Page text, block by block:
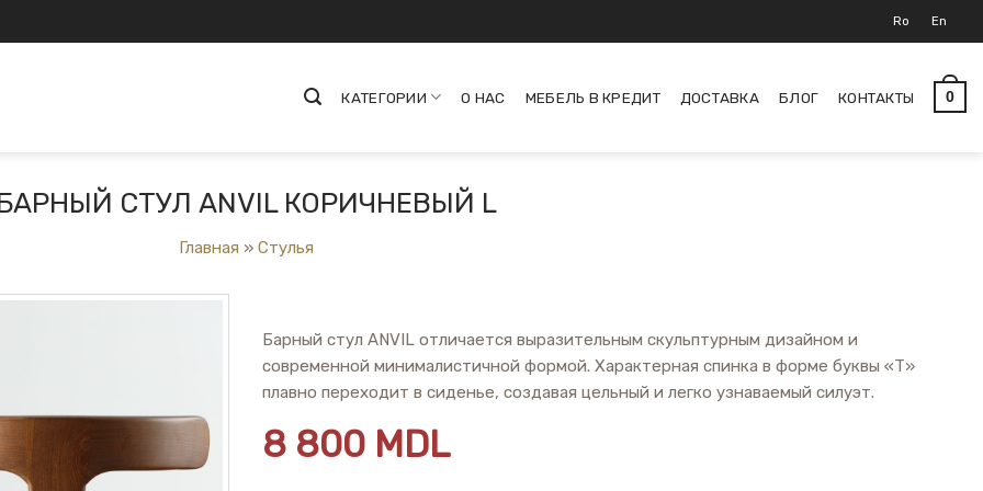
Ro En
КАТЕГОРИИ О НАС МЕБЕЛЬ В КРЕДИТ ДОСТАВКА БЛОГ КОНТАКТЫ 0
СТУЛ ANVIL КОРИЧНЕВЫЙ L
Главная » Стулья
Барный стул ANVIL отличается выразительным скульптурным дизайном и
современной минималистичной формой. Характерная спинка в форме буквы «Т»
плавно переходит в сиденье, создавая цельный и легко узнаваемый силуэт.
8 800 MDL